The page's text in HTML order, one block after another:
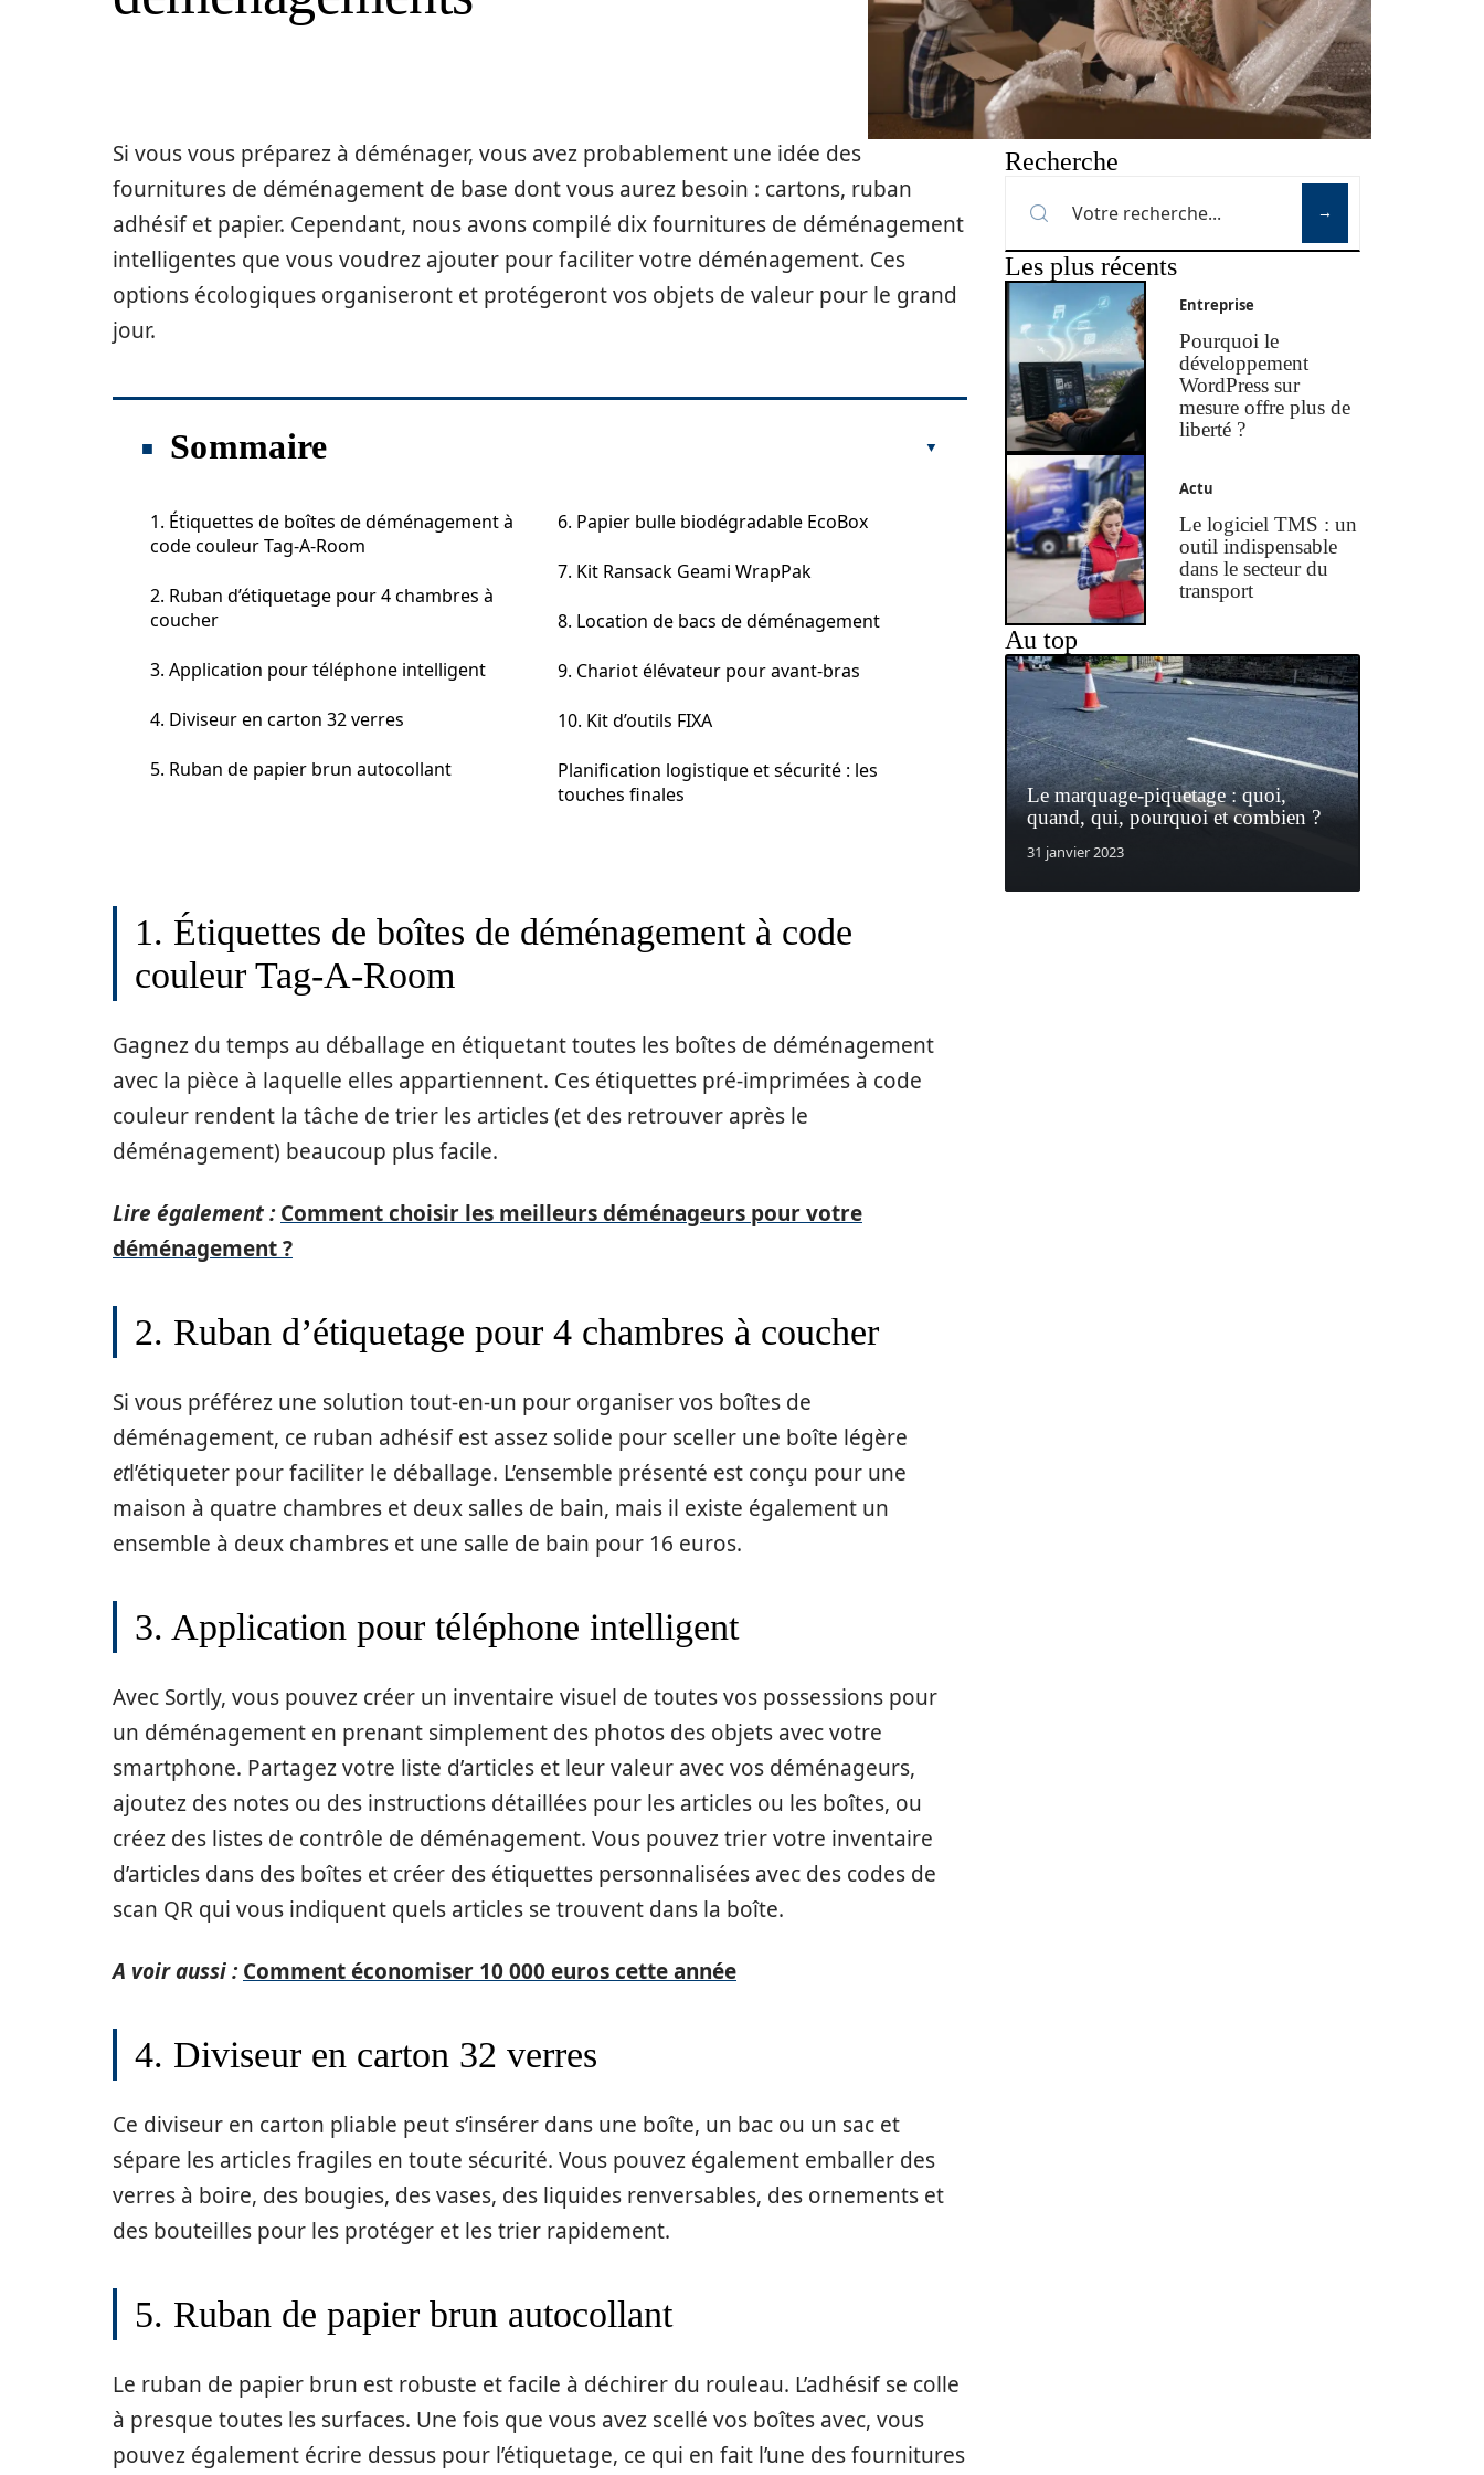
Si vous vous préparez à déménager, vous avez probablement une idée des
fournitures de déménagement de base dont vous aurez besoin : cartons, ruban
adhésif et papier. Cependant, nous avons compilé dix fournitures de déménagement
intelligentes que vous voudrez ajouter pour faciliter votre déménagement. Ces
options écologiques organiseront et protégeront vos objets de valeur pour le grand
jour.
Sommaire
1. Étiquettes de boîtes de déménagement à
code couleur Tag-A-Room
2. Ruban d’étiquetage pour 4 chambres à
coucher
3. Application pour téléphone intelligent
4. Diviseur en carton 32 verres
5. Ruban de papier brun autocollant
6. Papier bulle biodégradable EcoBox
7. Kit Ransack Geami WrapPak
8. Location de bacs de déménagement
9. Chariot élévateur pour avant-bras
10. Kit d’outils FIXA
Planification logistique et sécurité : les
touches finales
1. Étiquettes de boîtes de déménagement à code
couleur Tag-A-Room
Gagnez du temps au déballage en étiquetant toutes les boîtes de déménagement
avec la pièce à laquelle elles appartiennent. Ces étiquettes pré-imprimées à code
couleur rendent la tâche de trier les articles (et des retrouver après le
déménagement) beaucoup plus facile.
Lire également : Comment choisir les meilleurs déménageurs pour votre
déménagement ?
2. Ruban d’étiquetage pour 4 chambres à coucher
Si vous préférez une solution tout-en-un pour organiser vos boîtes de
déménagement, ce ruban adhésif est assez solide pour sceller une boîte légère
etl’étiqueter pour faciliter le déballage. L’ensemble présenté est conçu pour une
maison à quatre chambres et deux salles de bain, mais il existe également un
ensemble à deux chambres et une salle de bain pour 16 euros.
3. Application pour téléphone intelligent
Avec Sortly, vous pouvez créer un inventaire visuel de toutes vos possessions pour
un déménagement en prenant simplement des photos des objets avec votre
smartphone. Partagez votre liste d’articles et leur valeur avec vos déménageurs,
ajoutez des notes ou des instructions détaillées pour les articles ou les boîtes, ou
créez des listes de contrôle de déménagement. Vous pouvez trier votre inventaire
d’articles dans des boîtes et créer des étiquettes personnalisées avec des codes de
scan QR qui vous indiquent quels articles se trouvent dans la boîte.
A voir aussi : Comment économiser 10 000 euros cette année
4. Diviseur en carton 32 verres
Ce diviseur en carton pliable peut s’insérer dans une boîte, un bac ou un sac et
sépare les articles fragiles en toute sécurité. Vous pouvez également emballer des
verres à boire, des bougies, des vases, des liquides renversables, des ornements et
des bouteilles pour les protéger et les trier rapidement.
5. Ruban de papier brun autocollant
Le ruban de papier brun est robuste et facile à déchirer du rouleau. L’adhésif se colle
à presque toutes les surfaces. Une fois que vous avez scellé vos boîtes avec, vous
pouvez également écrire dessus pour l’étiquetage, ce qui en fait l’une des fournitures
Recherche
Les plus récents
Entreprise
Pourquoi le
développement
WordPress sur
mesure offre plus de
liberté ?
Actu
Le logiciel TMS : un
outil indispensable
dans le secteur du
transport
Au top
Le marquage-piquetage : quoi,
quand, qui, pourquoi et combien ?
31 janvier 2023